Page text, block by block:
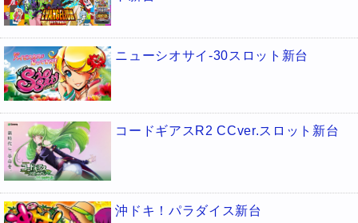
ニューシオサイ-30スロット新台
コードギアスR2 CCver.スロット新台
沖ドキ！パラダイス新台